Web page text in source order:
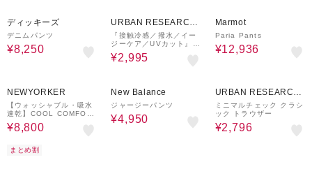
ディッキーズ
デニムパンツ
¥8,250
URBAN RESEARCH
ware house
『接触冷感／撥水／イー
ジーケア／UVカット』タ
スランナイロンイージー
ジョグパンツ
¥2,995
Marmot
Paria Pants
¥12,936
NEWYORKER
【ウォッシャブル・吸水
速乾】COOL COMFOR
T ストレッチトリコット
サイドシャーリングパン
¥8,800
まとめ割
New Balance
ジャージーパンツ
¥4,950
URBAN RESEARCH
ware house
ミニマルチェック クラシ
ック トラウザー
¥2,796